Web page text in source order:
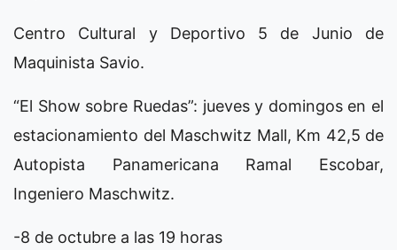
Centro Cultural y Deportivo 5 de Junio de
Maquinista Savio.
“El Show sobre Ruedas”: jueves y domingos en el
estacionamiento del Maschwitz Mall, Km 42,5 de
Autopista Panamericana Ramal Escobar,
Ingeniero Maschwitz.
-8 de octubre a las 19 horas